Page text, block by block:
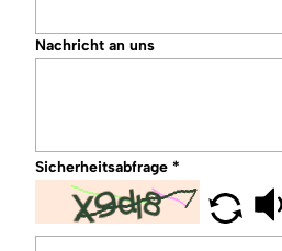
Nachricht an uns
Sicherheitsabfrage*